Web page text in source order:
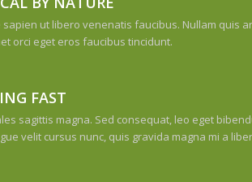
sapien ut libero venenatis faucibus. Nullam quis
orci eget eros faucibus tincidunt.
FAST
sagittis magna. Sed consequat, leo eget
velit cursus nunc, quis gravida magna mi a